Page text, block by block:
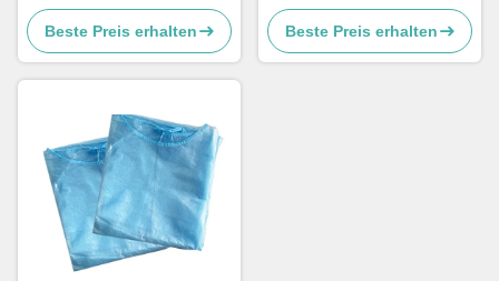
Gewebe für medizinische
Verwendung
Beste Preis erhalten
Gewebe, das für
Leichensäcke nicht giftig ist
Beste Preis erhalten